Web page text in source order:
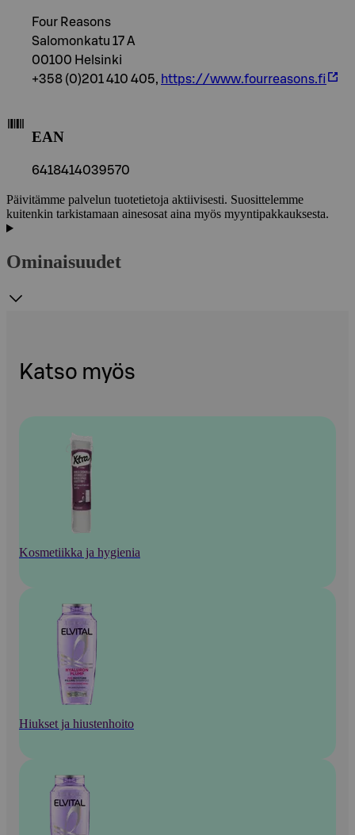
Four Reasons
Salomonkatu 17 A
00100 Helsinki
+358 (0)201 410 405, https://www.fourreasons.fi
EAN
6418414039570
Päivitämme palvelun tuotetietoja aktiivisesti. Suosittelemme
kuitenkin tarkistamaan ainesosat aina myös myyntipakkauksesta.
Ominaisuudet
Katso myös
Kosmetiikka ja hygienia
Hiukset ja hiustenhoito